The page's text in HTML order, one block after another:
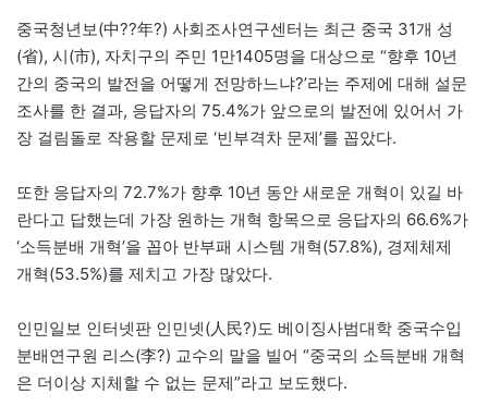
중국청년보(中??年?) 사회조사연구센터는 최근 중국 31개 성
(省), 시(市), 자치구의 주민 1만1405명을 대상으로 “향후 10년
간의 중국의 발전을 어떻게 전망하느냐?’라는 주제에 대해 설문
조사를 한 결과, 응답자의 75.4%가 앞으로의 발전에 있어서 가
장 걸림돌로 작용할 문제로 ‘빈부격차 문제’를 꼽았다.
또한 응답자의 72.7%가 향후 10년 동안 새로운 개혁이 있길 바
란다고 답했는데 가장 원하는 개혁 항목으로 응답자의 66.6%가
‘소득분배 개혁’을 꼽아 반부패 시스템 개혁(57.8%), 경제체제
개혁(53.5%)를 제치고 가장 많았다.
인민일보 인터넷판 인민넷(人民?)도 베이징사범대학 중국수입
분배연구원 리스(李?) 교수의 말을 빌어 “중국의 소득분배 개혁
은 더이상 지체할 수 없는 문제”라고 보도했다.